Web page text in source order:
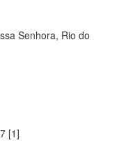
Senhora, Rio do
[1]